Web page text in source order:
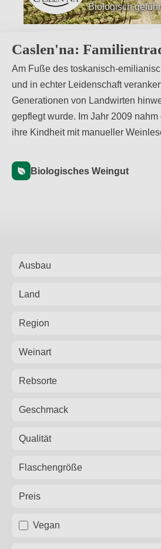
Biologisch
Hügeln von
Caslen'na:
Am Fuße des toskanisch-
und in echter Leidenschaft
Generationen von Landwirten
gepflegt wurde. Im Jahr 2009
ihre Kindheit mit manueller
Biologisches Weingut
Ausbau
Land
Region
Weinart
Rebsorte
Geschmack
Qualität
Flaschengröße
Preis
Vegan